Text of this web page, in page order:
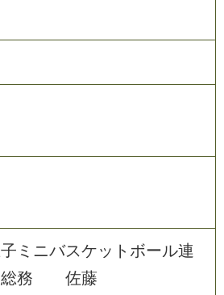
子 ミ ニバスケッ ト ボール連
総務 佐藤